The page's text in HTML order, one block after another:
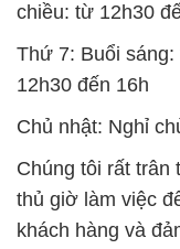
chiều: từ 12h30
Thứ 7: Buổi
12h30 đến 16h
Chủ nhật: Nghỉ
Chúng tôi rất trân
thủ giờ làm việc
khách hàng và